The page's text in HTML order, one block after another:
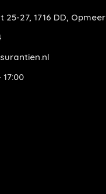
25-27, 1716 DD, Opmeer